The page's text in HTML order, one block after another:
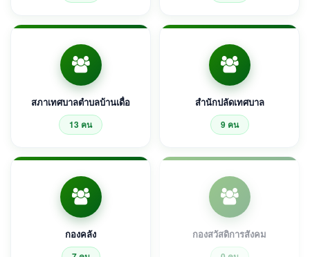
สภาเทศบาลตำบลบ้านเดื่อ
13 คน
สำนักปลัดเทศบาล
9 คน
กองคลัง กองสวัสดิการสังคม